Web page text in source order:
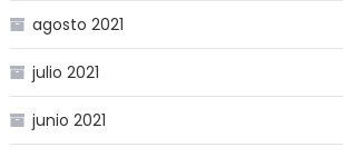
agosto 2021
julio 2021
junio 2021